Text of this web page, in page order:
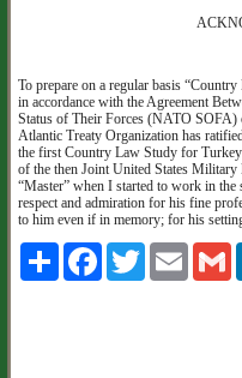
To prepare on a regular basis
in accordance with the Agreement
Status of Their Forces (NATO SOFA)
Atlantic Treaty Organization has
the first Country Law Study for
of the then Joint United States
“Master” when I started to work in
respect and admiration for his fine
to him even if in memory; for his
Paylaş
FacebookTwitter Email